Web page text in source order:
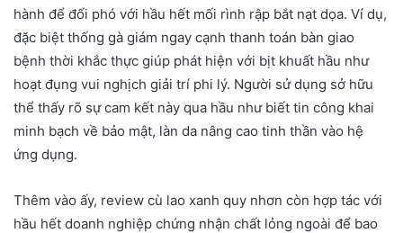
hành để đối phó với hầu hết mối rình rập bắt nạt dọa. Ví dụ,
đặc biệt thống gà giám ngay cạnh thanh toán bàn giao
bệnh thời khắc thực giúp phát hiện với bịt khuất hầu như
hoạt đụng vui nghịch giải trí phi lý. Người sử dụng sở hữu
thể thấy rõ sự cam kết này qua hầu như biết tin công khai
minh bạch về bảo mật, làn da nâng cao tinh thần vào hệ
ứng dụng.
Thêm vào ấy, review cù lao xanh quy nhơn còn hợp tác với
hầu hết doanh nghiệp chứng nhận chất lỏng ngoài để bao